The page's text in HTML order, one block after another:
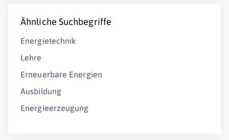
Ähnliche Suchbegriffe
Energietechnik
Lehre
Erneuerbare Energien
Ausbildung
Energieerzeugung